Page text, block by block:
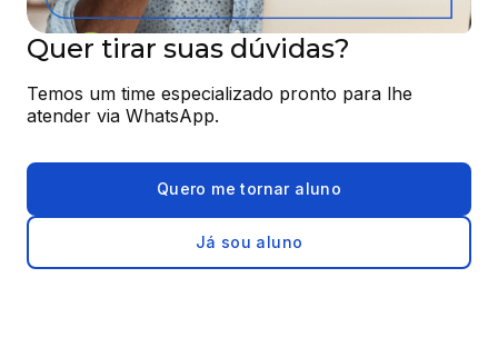
Quer tirar suas dúvidas?
Temos um time especializado pronto para lhe
atender via WhatsApp.
Já sou aluno
Quero me tornar aluno